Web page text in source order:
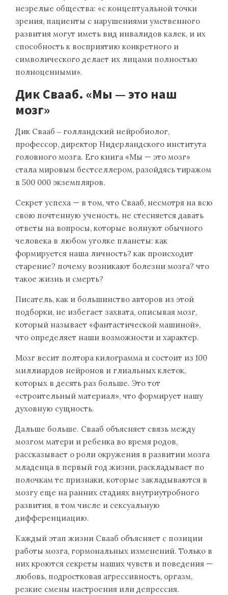
незрелые общества: «с концептуальной точки
зрения, пациенты с нарушениями умственного
развития могут иметь вид инвалидов калек, и их
способность к восприятию конкретного и
символического делает их лицами полностью
полноценными».
Дик Свааб. «Мы — это наш
мозг»
Дик Свааб ‒ голландский нейробиолог,
профессор, директор Нидерландского института
головного мозга. Его книга «Мы — это мозг»
стала мировым бестселлером, разойдясь тиражом
в 500 000 экземпляров.
Секрет успеха — в том, что Свааб, несмотря на всю
свою почтенную ученость, не стесняется давать
ответы на вопросы, которые волнуют обычного
человека в любом уголке планеты: как
формируется наша личность? как происходит
старение? почему возникают болезни мозга? что
такое жизнь и смерть?
Писатель, как и большинство авторов из этой
подборки, не избегает захвата, описывая мозг,
который называет «фантастической машиной»,
что определяет наши возможности и характер.
Мозг весит полтора килограмма и состоит из 100
миллиардов нейронов и глиальных клеток,
которых в десять раз больше. Это тот
«строительный материал», что формирует нашу
духовную сущность.
Дальше больше. Свааб объясняет связь между
мозгом матери и ребенка во время родов,
рассказывает о роли окружения в развитии мозга
младенца в первый год жизни, раскладывает по
полочкам те признаки, которые закладываются в
мозгу еще на ранних стадиях внутриутробного
развития, в том числе и сексуальную
дифференциацию.
Каждый этап жизни Свааб объясняет с позиции
работы мозга, гормональных изменений. Только в
них кроются секреты наших чувств и поведения —
любовь, подростковая агрессивность, оргазм,
резкие смены настроения или депрессия.